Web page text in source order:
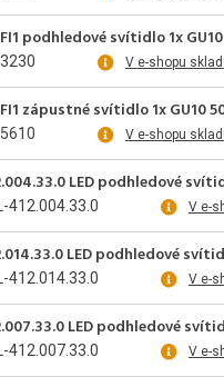
FI1 podhledové svítidlo 1x
V e-shopu
zápustné svítidlo 1x GU10
V e-shopu
LED podhledové
412.004.33.0 V e-
LED podhledové
412.014.33.0 V e-
LED podhledové
412.007.33.0 V e-